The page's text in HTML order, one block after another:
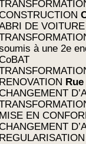
DE
à une 2e
RENOVATION
MISE EN